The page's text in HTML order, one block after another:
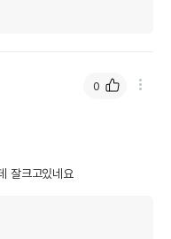
잘크고있네요
0